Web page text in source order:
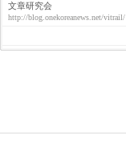
文章研究会
http://blog.onekoreanews.net/vitrail/